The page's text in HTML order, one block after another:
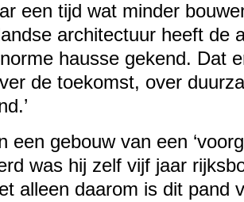
een tijd wat minder
architectuur heeft de
hausse gekend. Dat
de toekomst, over
een gebouw van een
was hij zelf vijf jaar
alleen daarom is dit pand